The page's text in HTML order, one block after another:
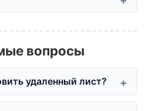
вопросы
удаленный лист?